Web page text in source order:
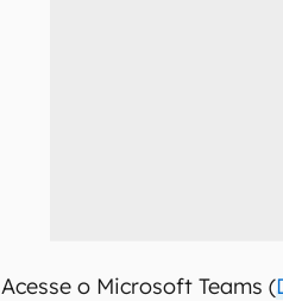
Acesse o Microsoft Teams (